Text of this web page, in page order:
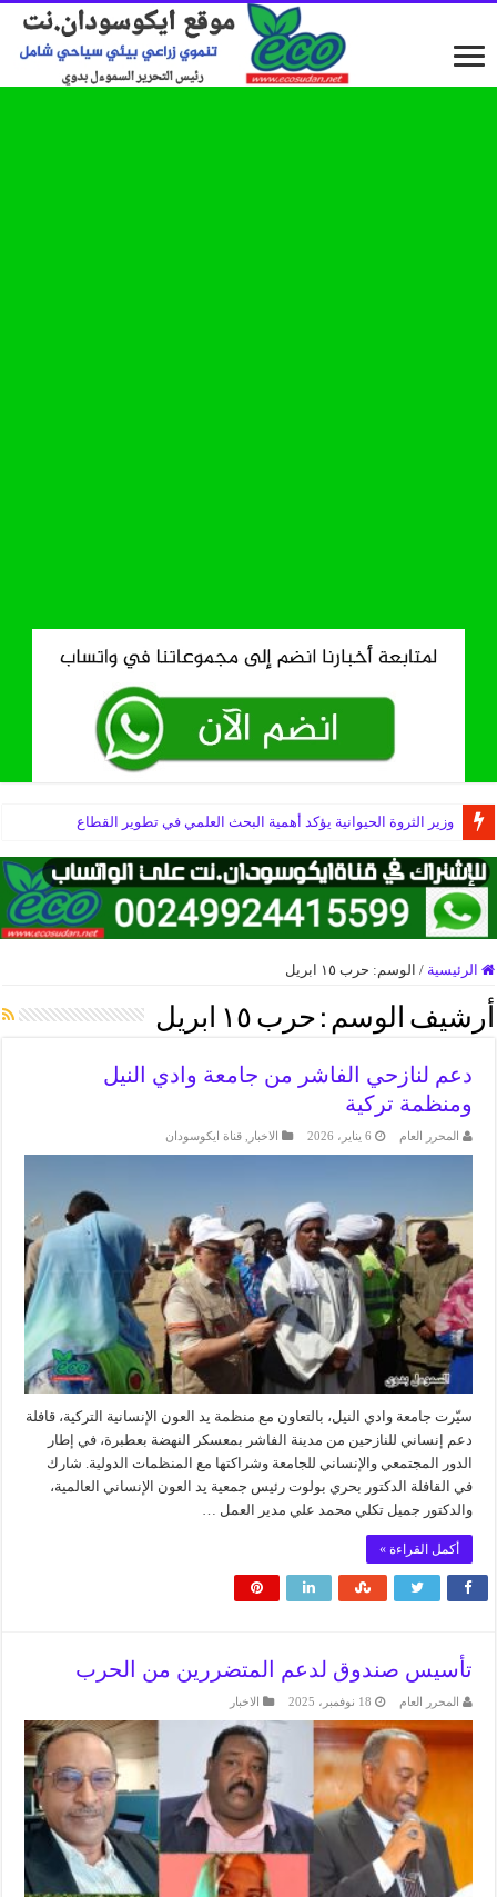
وزير الثروة الحيوانية يؤكد أهمية البحث العلمي في تطوير القطاع
إعلان انطلاق الوثبة الثانية لمشروع التعافي والتواصل المجتمعي بحي الديوم
الرئيسية / الوسم: حرب ١٥ ابريل
أرشيف الوسم : حرب ١٥ ابريل
دعم لنازحي الفاشر من جامعة وادي النيل
ومنظمة تركية
المحرر العام 6 يناير، 2026 الاخبار قناة ايكوسودان
سيّرت جامعة وادي النيل، بالتعاون مع منظمة يد العون الإنسانية التركية، قافلة
دعم إنساني للنازحين من مدينة الفاشر بمعسكر النهضة بعطبرة، في إطار
الدور المجتمعي والإنساني للجامعة وشراكتها مع المنظمات الدولية. شارك
في القافلة الدكتور بحري بولوت رئيس جمعية يد العون الإنساني العالمية،
والدكتور جميل تكلي محمد علي مدير العمل …
أكمل القراءة »
تأسيس صندوق لدعم المتضررين من الحرب
المحرر العام 18 نوفمبر، 2025 الاخبار